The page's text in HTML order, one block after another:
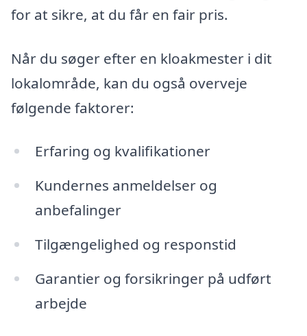
for at sikre, at du får en fair pris.
Når du søger efter en kloakmester i dit
lokalområde, kan du også overveje
følgende faktorer:
Erfaring og kvalifikationer
Kundernes anmeldelser og
anbefalinger
Tilgængelighed og responstid
Garantier og forsikringer på udført
arbejde